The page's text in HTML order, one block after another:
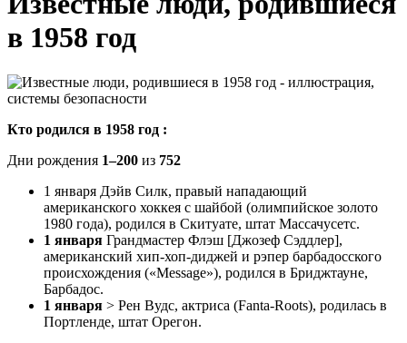
в 1958 год
Кто родился в 1958 год :
Дни рождения 1–200 из 752
1 января Дэйв Силк, правый нападающий
американского хоккея с шайбой (олимпийское золото
1980 года), родился в Скитуате, штат Массачусетс.
1 января Грандмастер Флэш [Джозеф Сэддлер],
американский хип-хоп-диджей и рэпер барбадосского
происхождения («Message»), родился в Бриджтауне,
Барбадос.
1 января > Рен Вудс, актриса (Fanta-Roots), родилась в
Портленде, штат Орегон.